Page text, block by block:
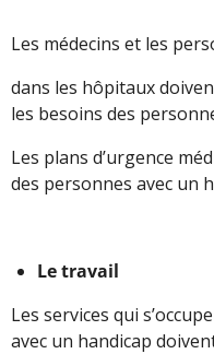
Les médecins et les
dans les hôpitaux
les besoins des
Les plans d’urgence
des personnes avec un
Le travail
Les services qui
avec un handicap